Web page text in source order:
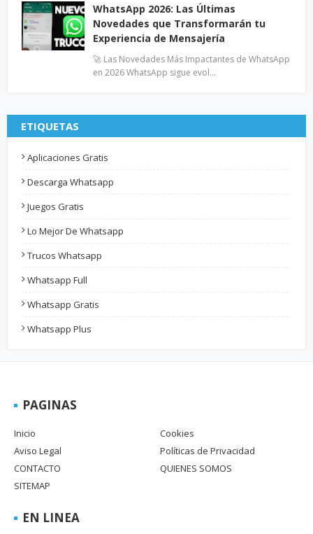
WhatsApp 2026: Las Últimas
Novedades que Transformarán tu
Experiencia de Mensajería
🚀 Las Novedades Más Impactantes de WhatsApp
en 2026 WhatsApp sigue evol…
ETIQUETAS
Aplicaciones Gratis
Descarga Whatsapp
Juegos Gratis
Lo Mejor De Whatsapp
Trucos Whatsapp
Whatsapp Full
Whatsapp Gratis
Whatsapp Plus
PAGINAS
Inicio
Cookies
Aviso Legal
Políticas de Privacidad
CONTACTO
QUIENES SOMOS
SITEMAP
EN LINEA